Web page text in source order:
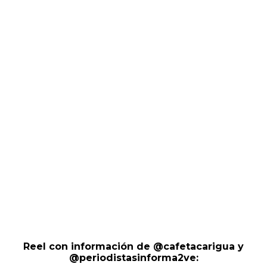
Reel con información de @cafetacarigua y
@periodistasinforma2ve: